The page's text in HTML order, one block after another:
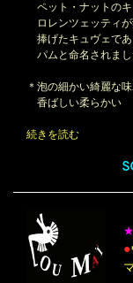
ペット・ナットのキ
ロレンツェッティ
捧げたキュヴェであ
パムと命名されまし
＊泡の細かい綺麗な味
香ばしい柔らかい
続きを読む
★
●